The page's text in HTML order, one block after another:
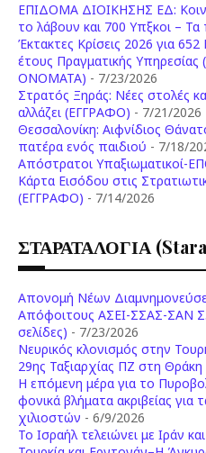
ΕΠΙΔΟΜΑ ΔΙΟΙΚΗΣΗΣ ΕΔ:
το λάβουν και 700 Υπξκοι –
Έκτακτες Κρίσεις 2026 για
έτους Πραγματικής
ONOMATA) - 7/23/2026
Στρατός Ξηράς: Νέες στολές
αλλάζει (ΕΓΓΡΑΦΟ) - 7/21/2026
Θεσσαλονίκη: Αιφνίδιος
πατέρα ενός παιδιού - 7/18/
Απόστρατοι Υπαξιωματικοί-
Κάρτα Εισόδου στις
(ΕΓΓΡΑΦΟ) - 7/14/2026
ΣΤΑΡΑΤΑΛΟΓΙΑ
Απονομή Νέων
Απόφοιτους ΑΣΕΙ-ΣΣΑΣ-ΣΑΝ
σελίδες) - 7/23/2026
Νευρικός κλονισμός στην
29ης Ταξιαρχίας ΠΖ στη Θράκη
Η επόμενη μέρα για το
φονικά βλήματα ακριβείας για
χιλιοστών - 6/9/2026
Το Ισραήλ τελειώνει με Ιράν